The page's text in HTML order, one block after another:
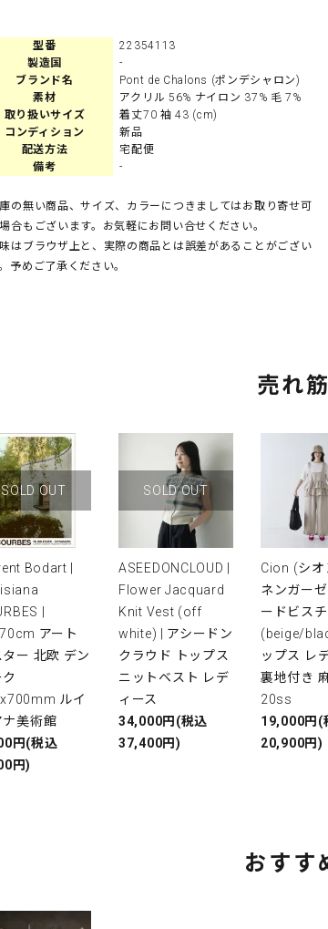
型番
22354113
製造国
-
ブランド名
Pont de Chalons (ポンデシャロン)
素材
アクリル 56% ナイロン 37% 毛 7%
取り扱いサイズ
着丈70 袖 43 (cm)
コンディション
新品
配送方法
宅配便
備考
-
の無い商品、サイズ、カラーにつきましてはお取り寄せ可
合もございます。お気軽にお問い合せください。
はブラウザ上と、実際の商品とは誤差があることがござい
予めご了承ください。
売れ
SOLD OUT
Bodart |
|
アート
ー 北欧 デン
ルイ
ナ美術館
円(税込
円)
SOLD OUT
ASEEDONCLOUD |
Flower Jacquard
Knit Vest (off
white) | アシードン
クラウド トップス
ニットベスト レデ
ィース
34,000円(税込
37,400円)
Cion (シオ
ネンガー
ードビス
(beige/
ップス レ
裏地付き
20ss
19,000円(
20,900円)
おすす